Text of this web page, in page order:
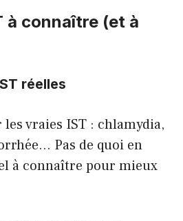
à connaître (et à
réelles
vraies IST : chlamydia,
Pas de quoi en
à connaître pour mieux